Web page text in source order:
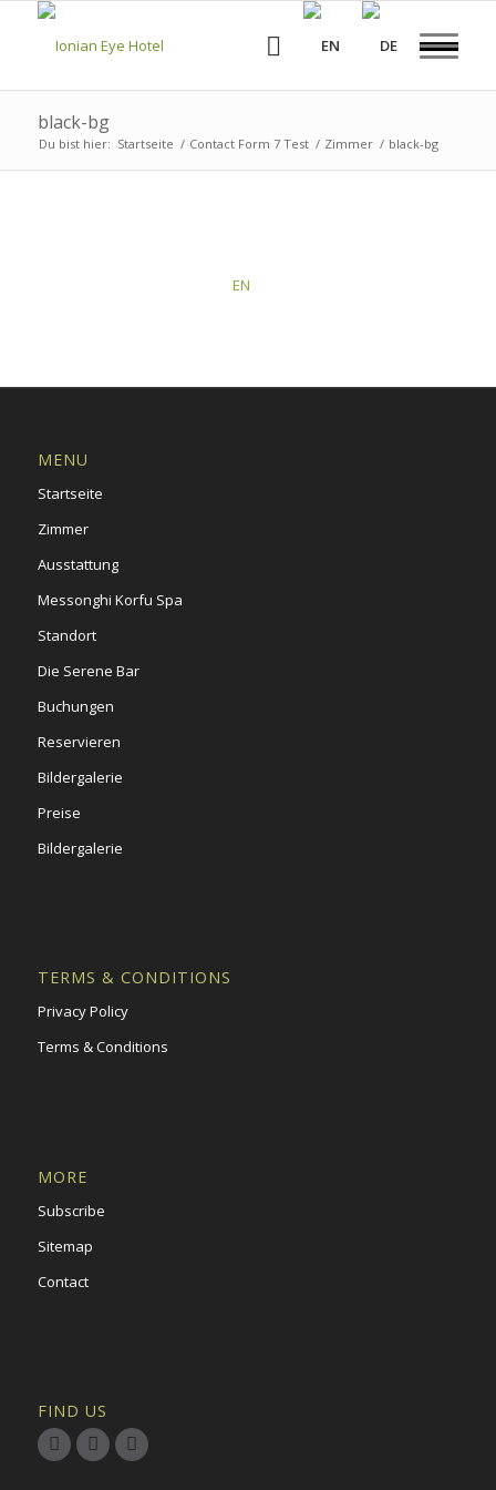
black-bg
Du bist hier: Startseite / Contact Form 7 Test / Zimmer / black-bg
EN
MENU
Startseite
Zimmer
Ausstattung
Messonghi Korfu Spa
Standort
Die Serene Bar
Buchungen
Reservieren
Bildergalerie
Preise
Bildergalerie
TERMS & CONDITIONS
Privacy Policy
Terms & Conditions
MORE
Subscribe
Sitemap
Contact
FIND US